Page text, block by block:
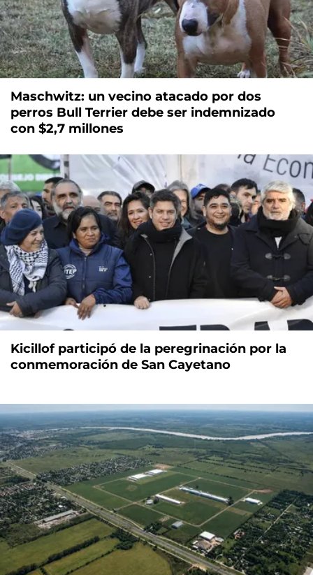
Maschwitz: un vecino atacado por dos
perros Bull Terrier debe ser indemnizado
con $2,7 millones
Kicillof participó de la peregrinación por la
conmemoración de San Cayetano